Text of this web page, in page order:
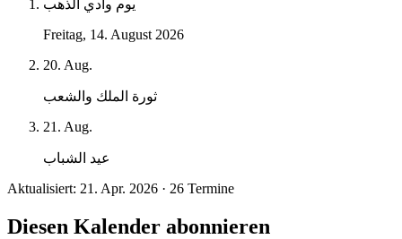
يوم وادي الذهب
Freitag, 14. August 2026
20. Aug.
ثورة الملك والشعب
21. Aug.
عيد الشباب
Aktualisiert: 21. Apr. 2026 · 26 Termine
Diesen Kalender abonnieren